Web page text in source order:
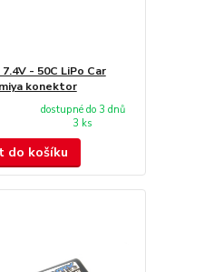
- 50C LiPo Car
konektor
dostupné do 3 dnů
3 ks
do košíku